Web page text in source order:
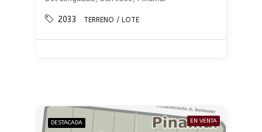
2033 TERRENO / LOTE
DESTACADA EN VENTA